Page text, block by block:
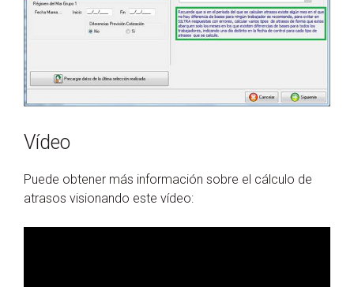
Vídeo
Puede obtener más información sobre el cálculo de
atrasos visionando este vídeo: